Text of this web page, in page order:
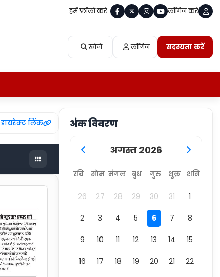
हमें फ़ॉलो करें : लॉगिन करें
खोजें लॉगिन सदस्यता करें
डायरेक्ट लिंक अंक विवरण
अगस्त 2026
रवि सोम मंगल बुध गुरु शुक्र शनि
26 27 28 29 30 31 1
2 3 4 5 6 7 8
9 10 11 12 13 14 15
16 17 18 19 20 21 22